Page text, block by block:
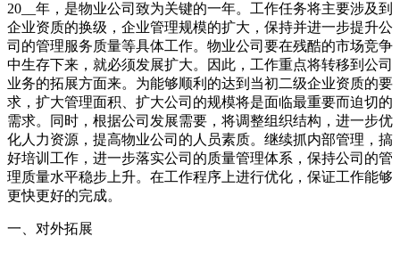
20__年，是物业公司致为关键的一年。工作任务将主要涉及到
企业资质的换级，企业管理规模的扩大，保持并进一步提升公
司的管理服务质量等具体工作。物业公司要在残酷的市场竞争
中生存下来，就必须发展扩大。因此，工作重点将转移到公司
业务的拓展方面来。为能够顺利的达到当初二级企业资质的要
求，扩大管理面积、扩大公司的规模将是面临最重要而迫切的
需求。同时，根据公司发展需要，将调整组织结构，进一步优
化人力资源，提高物业公司的人员素质。继续抓内部管理，搞
好培训工作，进一步落实公司的质量管理体系，保持公司的管
理质量水平稳步上升。在工作程序上进行优化，保证工作能够
更快更好的完成。
一、对外拓展